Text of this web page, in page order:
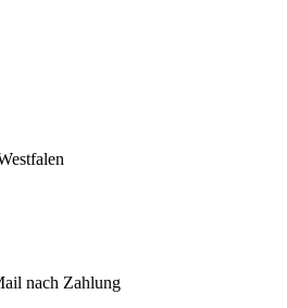
nach Zahlung